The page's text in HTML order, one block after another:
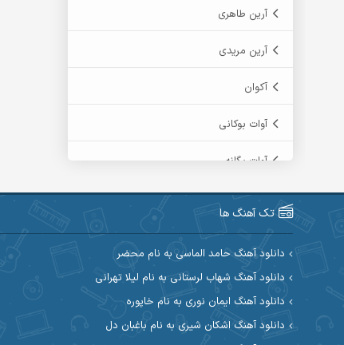
آرین طاهری
آرین مریدی
آکوان
آوات بوکانی
آوات یگانه
آیت احمدنژاد
آیهان
ابراهیم شمس
ابوالحسن جاویدان
تک آهنگ ها
دانلود آهنگ حامد الماسی به نام محضر
دانلود آهنگ شهاب لرستانی به نام لیلا تهرانی
دانلود آهنگ ایمان نوری به نام خاپوره
دانلود آهنگ اشکان شیری به نام باغبان دل